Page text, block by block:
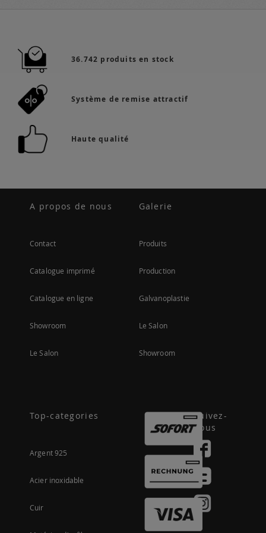
36.742 produits en stock
Système de remise attractif
Haute qualité
A propos de nous
Contact
Catalogue imprimé
Catalogue en ligne
Showroom
Le Salon
Galerie
Produits
Production
Galvanoplastie
Le Salon
Showroom
Top-categories
Argent 925
Acier inoxidable
Cuir
Suivez-
nous